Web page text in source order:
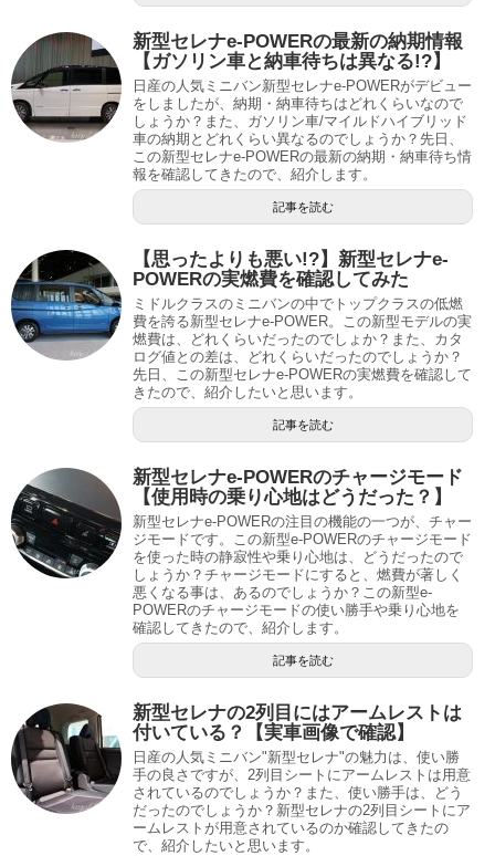
新型セレナe-POWERの最新の納期情報
【ガソリン車と納車待ちは異なる!?】
日産の人気ミニバン新型セレナe-POWERがデビュー
をしましたが、納期・納車待ちはどれくらいなので
しょうか？また、ガソリン車/マイルドハイブリッド
車の納期とどれくらい異なるのでしょうか？先日、
この新型セレナe-POWERの最新の納期・納車待ち情
報を確認してきたので、紹介します。
記事を読む
【思ったよりも悪い!?】新型セレナe-
POWERの実燃費を確認してみた
ミドルクラスのミニバンの中でトップクラスの低燃
費を誇る新型セレナe-POWER。この新型モデルの実
燃費は、どれくらいだったのでしょか？また、カタ
ログ値との差は、どれくらいだったのでしょうか？
先日、この新型セレナe-POWERの実燃費を確認して
きたので、紹介したいと思います。
記事を読む
新型セレナe-POWERのチャージモード
【使用時の乗り心地はどうだった？】
新型セレナe-POWERの注目の機能の一つが、チャー
ジモードです。この新型e-POWERのチャージモード
を使った時の静寂性や乗り心地は、どうだったので
しょうか？チャージモードにすると、燃費が著しく
悪くなる事は、あるのでしょうか？この新型e-
POWERのチャージモードの使い勝手や乗り心地を
確認してきたので、紹介します。
記事を読む
新型セレナの2列目にはアームレストは
付いている？【実車画像で確認】
日産の人気ミニバン"新型セレナ"の魅力は、使い勝
手の良さですが、2列目シートにアームレストは用意
されているのでしょうか？また、使い勝手は、どう
だったのでしょうか？新型セレナの2列目シートにア
ームレストが用意されているのか確認してきたの
で、紹介したいと思います。